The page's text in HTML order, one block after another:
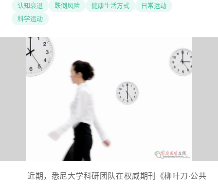
认知衰退
跌倒风险 健康生活方式
日常运动
科学运动
近期，悉尼大学科研团队在权威期刊《柳叶刀·公共